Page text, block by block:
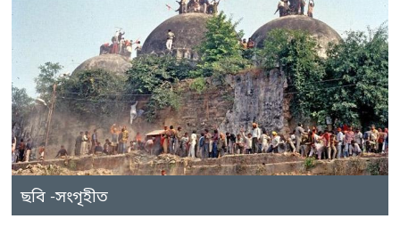
ছবি -সংগৃহীত